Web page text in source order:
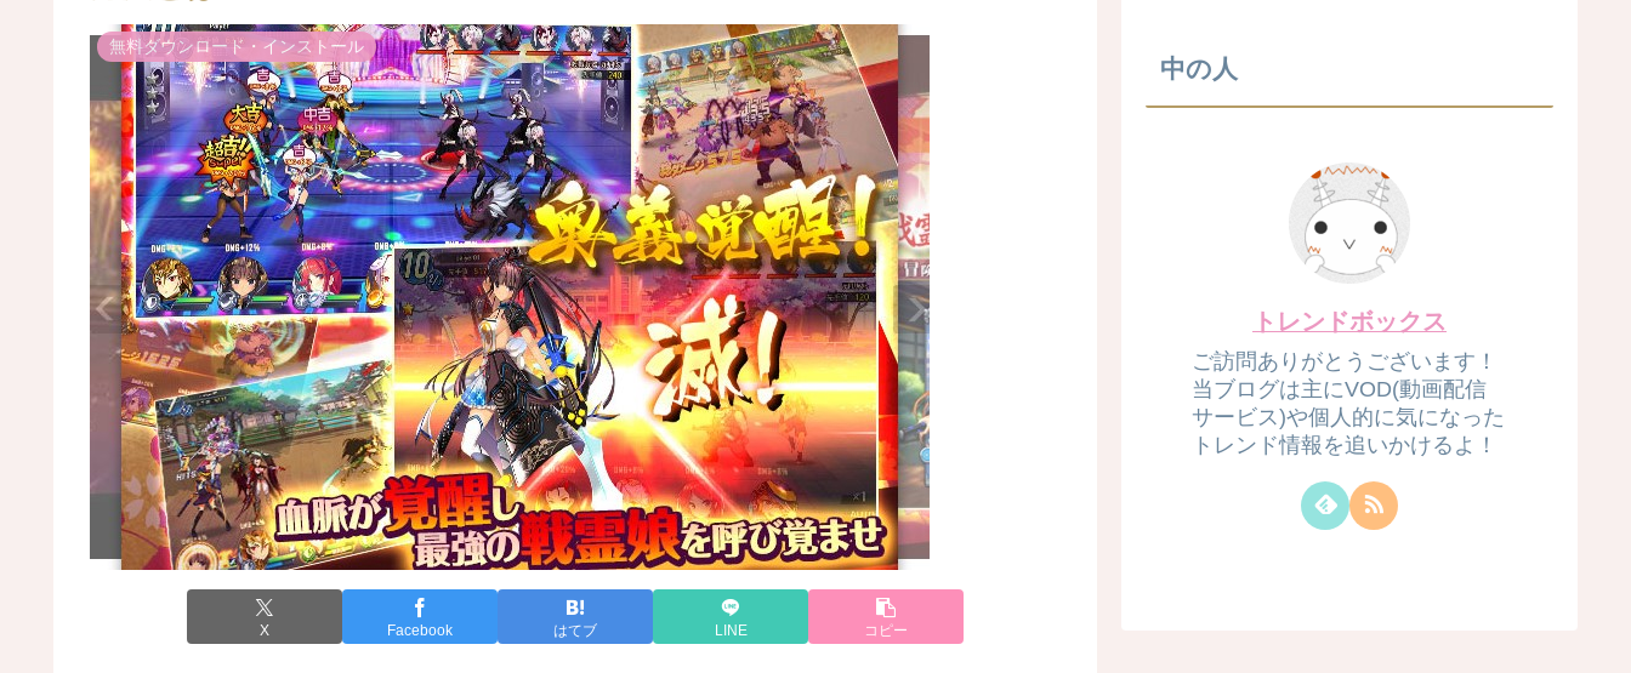
無料ダウンロード・インストール
X Facebook はてブ LINE コピー
中の人
トレンドボックス
ご訪問ありがとうございます！
当ブログは主にVOD(動画配信
サービス)や個人的に気になった
トレンド情報を追いかけるよ！